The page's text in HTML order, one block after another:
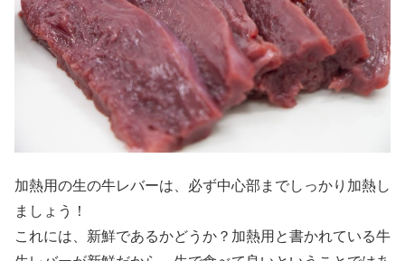
加熱用の生の牛レバーは、必ず中心部までしっかり加熱し
ましょう！
これには、新鮮であるかどうか？加熱用と書かれている牛